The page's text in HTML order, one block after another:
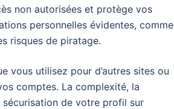
non autorisées et protège vos
personnelles évidentes, comme
risques de piratage.
vous utilisez pour d’autres sites ou
comptes. La complexité, la
sécurisation de votre profil sur